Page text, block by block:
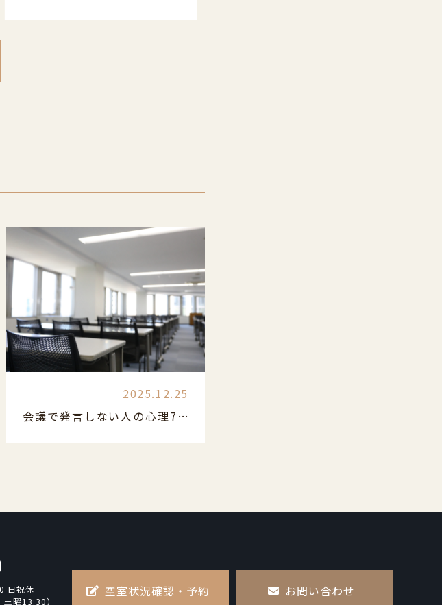
2025.12.25
会議で発言しない人の心理7選｜原因と克服法
日祝休
曜13:30）
空室状況確認・予約 お問い合わせ